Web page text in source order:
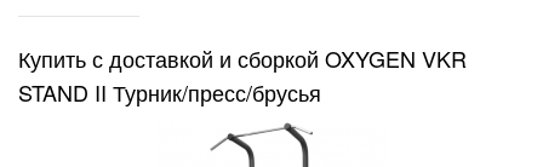
Купить с доставкой и сборкой OXYGEN VKR
STAND II Турник/пресс/брусья